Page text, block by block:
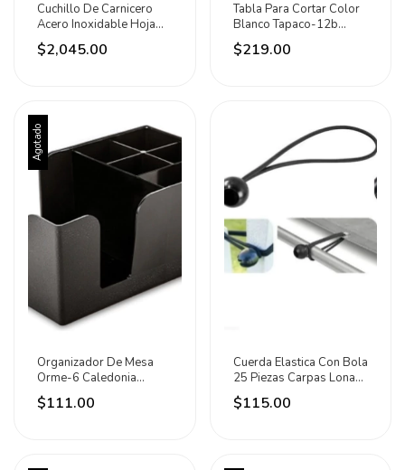
Cuchillo De Carnicero
Acero Inoxidable Hoja
36cm Victorinox Negro
$2,045.00
Tabla Para Cortar Color
Blanco Tapaco-12b
Caledonia - Lisa - Blanco
$219.00
Agotado
Organizador De Mesa
Orme-6 Caledonia
Negro
$111.00
Cuerda Elastica Con Bola
25 Piezas Carpas Lonas
Mallas Lion
$115.00